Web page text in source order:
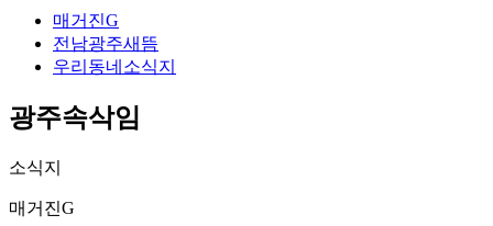
매거진G
전남광주새뜸
우리동네소식지
광주속삭임
소식지
매거진G